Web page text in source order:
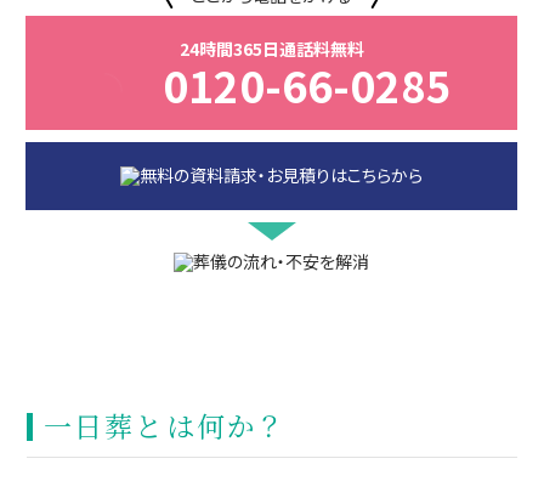
24時間365日通話料無料
0120-66-0285
一日葬とは何か？